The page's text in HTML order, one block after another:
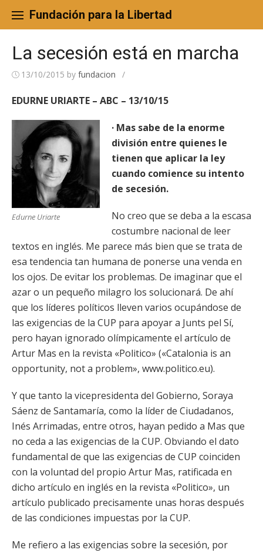
content
Fundación para la Libertad
La secesión está en marcha
13/10/2015 by fundacion /
EDURNE URIARTE – ABC – 13/10/15
Edurne Uriarte
· Mas sabe de la enorme
división entre quienes le
tienen que aplicar la ley
cuando comience su intento
de secesión.
No creo que se deba a la escasa
costumbre nacional de leer
textos en inglés. Me parece más bien que se trata de
esa tendencia tan humana de ponerse una venda en
los ojos. De evitar los problemas. De imaginar que el
azar o un pequeño milagro los solucionará. De ahí
que los líderes políticos lleven varios ocupándose de
las exigencias de la CUP para apoyar a Junts pel Sí,
pero hayan ignorado olímpicamente el artículo de
Artur Mas en la revista «Politico» («Catalonia is an
opportunity, not a problem», www.politico.eu).
Y que tanto la vicepresidenta del Gobierno, Soraya
Sáenz de Santamaría, como la líder de Ciudadanos,
Inés Arrimadas, entre otros, hayan pedido a Mas que
no ceda a las exigencias de la CUP. Obviando el dato
fundamental de que las exigencias de CUP coinciden
con la voluntad del propio Artur Mas, ratificada en
dicho artículo en inglés en la revista «Politico», un
artículo publicado precisamente unas horas después
de las condiciones impuestas por la CUP.
Me refiero a las exigencias sobre la secesión, por